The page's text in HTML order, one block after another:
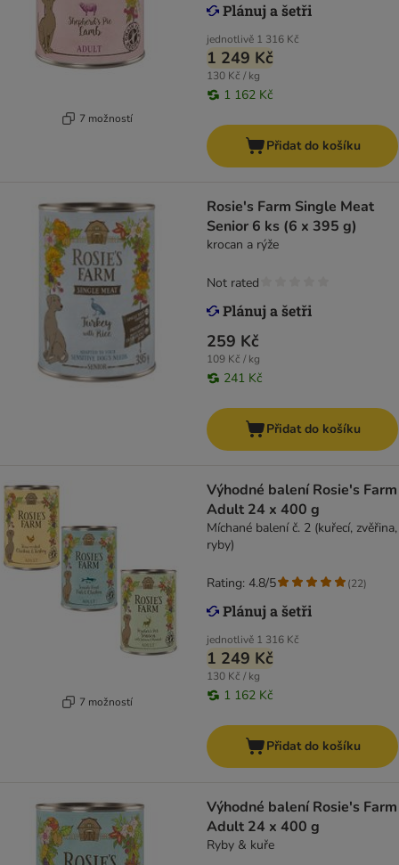
7 možností
jednotlivě 1 316 Kč
1 249 Kč
130 Kč / kg
1 162 Kč
Přidat do košíku
Rosie's Farm Single Meat
Senior 6 ks (6 x 395 g)
krocan a rýže
259 Kč
109 Kč / kg
241 Kč
Not rated
Přidat do košíku
7 možností
Výhodné balení Rosie's Farm
Adult 24 x 400 g
Míchané balení č. 2 (kuřecí, zvěřina,
ryby)
jednotlivě 1 316 Kč
1 249 Kč
130 Kč / kg
1 162 Kč
Rating: 4.8/5 (22)
Přidat do košíku
Výhodné balení Rosie's Farm
Adult 24 x 400 g
Ryby & kuře